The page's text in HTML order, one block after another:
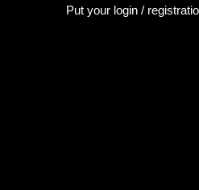
Put your login /